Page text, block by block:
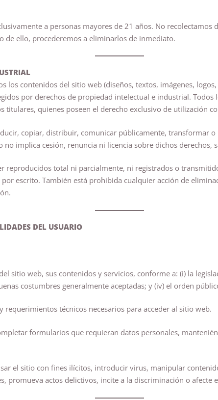
a personas mayores de 21 años. No recolectamos
de ello, procederemos a eliminarlos de inmediato.
los contenidos del sitio web (diseños, textos, imágenes,
por derechos de propiedad intelectual e industrial.
titulares, quienes poseen el derecho exclusivo de utilización
copiar, distribuir, comunicar públicamente, transformar
no implica cesión, renuncia ni licencia sobre dichos derechos,
reproducidos total ni parcialmente, ni registrados o
escrito. También está prohibida cualquier acción de
DEL USUARIO
sitio web, sus contenidos y servicios, conforme a: (i) la
costumbres generalmente aceptadas; y (iv) el orden
requerimientos técnicos necesarios para acceder al sitio web.
formularios que requieran datos personales,
el sitio con fines ilícitos, introducir virus, manipular
promueva actos delictivos, incite a la discriminación o afecte